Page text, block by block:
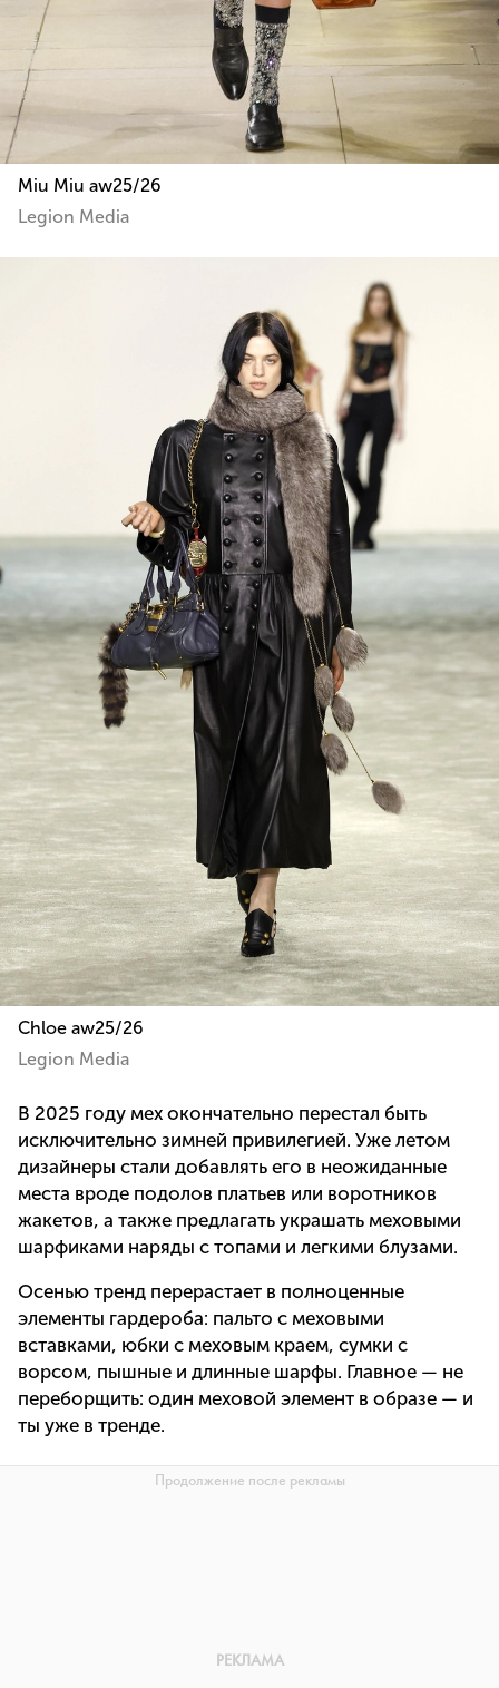
Miu Miu aw25/26
Legion Media
Chloe aw25/26
Legion Media
В 2025 году мех окончательно перестал быть
исключительно зимней привилегией. Уже летом
дизайнеры стали добавлять его в неожиданные
места вроде подолов платьев или воротников
жакетов, а также предлагать украшать меховыми
шарфиками наряды с топами и легкими блузами.
Осенью тренд перерастает в полноценные
элементы гардероба: пальто с меховыми
вставками, юбки с меховым краем, сумки с
ворсом, пышные и длинные шарфы. Главное — не
переборщить: один меховой элемент в образе — и
ты уже в тренде.